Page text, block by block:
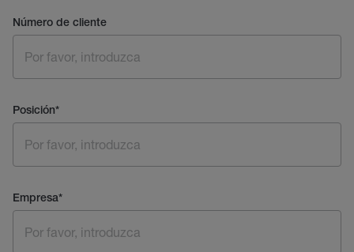
Número de cliente
Posición*
Empresa*